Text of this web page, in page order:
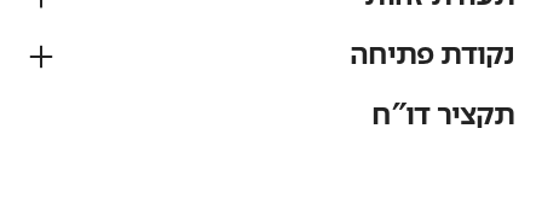
פיקוח
נקודת פתיחה
תקציר דו"ח